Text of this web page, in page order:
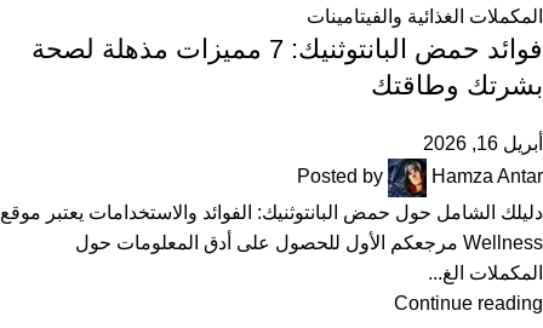
المكملات الغذائية والفيتامينات
فوائد حمض البانتوثنيك: 7 مميزات مذهلة لصحة
بشرتك وطاقتك
أبريل 16, 2026
Posted by
Hamza Antar
دليلك الشامل حول حمض البانتوثنيك: الفوائد والاستخدامات يعتبر موقع
Wellness مرجعكم الأول للحصول على أدق المعلومات حول
المكملات الغ...
Continue reading